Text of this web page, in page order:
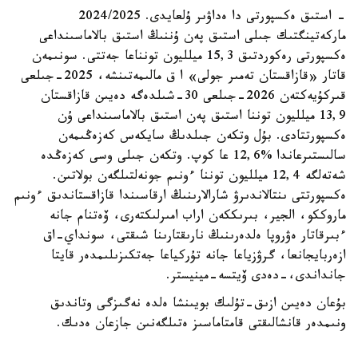
- استىق ەكسپورتى دا ەداۋىر ۇلعايدى. 2024/2025
ماركەتينگتىك جىلى استىق پەن ۇننىڭ استىق بالاماسىنداعى
ەكسپورتى رەكوردتىق 15,3 ميلليون تونناعا جەتتى. سونىمەن
قاتار «قازاقستان تەمىر جولى» ا ق مالىمەتىنشە، 2025-جىلعى
قىركۇيەكتەن 2026-جىلعى 30-شىلدەگە دەيىن قازاقستان
13,9 ميلليون توننا استىق پەن استىق بالاماسىنداعى ۇن
ەكسپورتتادى. بۇل وتكەن جىلدىڭ سايكەس كەزەڭىمەن
سالىستىرعاندا %12,6 عا كوپ. وتكەن جىلى وسى كەزەڭدە
شەتەلگە 12,4 ميلليون توننا ءونىم جونەلتىلگەن بولاتىن.
ەكسپورتتى ىنتالاندىرۋ شارالارىنىڭ ارقاسىندا قازاقستاندىق ءونىم
ماروككو، الجير، بىرىككەن اراب امىرلىكتەرى، ۆەتنام جانە
ءبىرقاتار ەۋروپا ەلدەرىنىڭ نارىقتارىنا شىقتى، سونداي-اق
ازەربايجانعا، گرۋزياعا جانە تۇركياعا جەتكىزىلىمدەر قايتا
جانداندى،-دەدى ۆيتسە-مينيستر.
بۇعان دەيىن ازىق-تۇلىك بويىنشا ەلدە نەگىزگى وتاندىق
ونىمدەر قانشالىقتى قامتاماسىز ەتىلگەنىن جازعان ەدىك.